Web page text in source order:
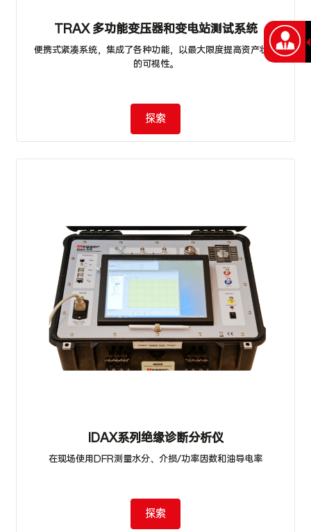
TRAX 多功能变压器和变电站测试系统
便携式紧凑系统，集成了各种功能，以最大限度提高资产状况
的可视性。
探索
IDAX系列绝缘诊断分析仪
在现场使用DFR测量水分、介损/功率因数和油导电率
探索